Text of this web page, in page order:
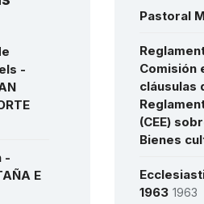
-
-
E
Pastoral
Comisión
cláusulas
(CEE)
Bienes
1963 1963